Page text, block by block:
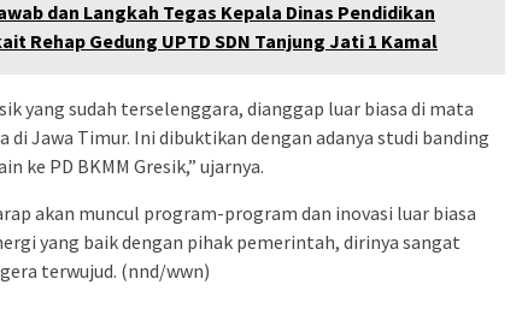
dan Langkah Tegas Kepala Dinas Pendidikan
Rehap Gedung UPTD SDN Tanjung Jati 1 Kamal
yang sudah terselenggara, dianggap luar biasa di mata
Jawa Timur. Ini dibuktikan dengan adanya studi banding
ke PD BKMM Gresik,” ujarnya.
akan muncul program-program dan inovasi luar biasa
yang baik dengan pihak pemerintah, dirinya sangat
terwujud. (nnd/wwn)